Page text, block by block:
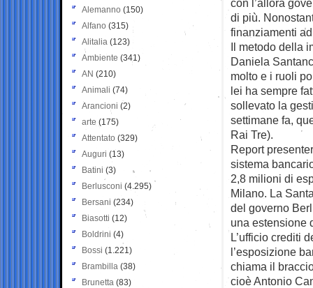
con l’allora
di più.
finanziamenti
Il metodo della
Daniela
molto e i ruoli
lei ha sempre
sollevato la
settimane fa,
Rai Tre).
Report
sistema
2,8 milioni di
Milano. La
del governo
una estensione
L’ufficio crediti
l’esposizione
chiama il
cioè Antonio
Alemanno (150)
Alfano (315)
Alitalia (123)
Ambiente (341)
AN (210)
Animali (74)
Arancioni (2)
arte (175)
Attentato (329)
Auguri (13)
Batini (3)
Berlusconi (4.295)
Bersani (234)
Biasotti (12)
Boldrini (4)
Bossi (1.221)
Brambilla (38)
Brunetta (83)